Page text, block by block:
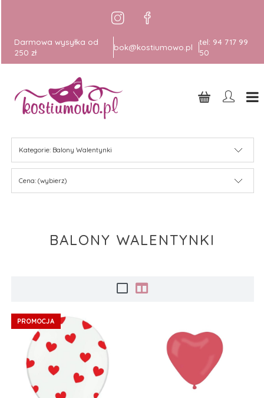
Darmowa wysyłka od
250 zł
bok@kostiumowo.pl
tel: 94 717 99
50
Kategorie: Balony Walentynki
Cena: (wybierz)
BALONY WALENTYNKI
PROMOCJA